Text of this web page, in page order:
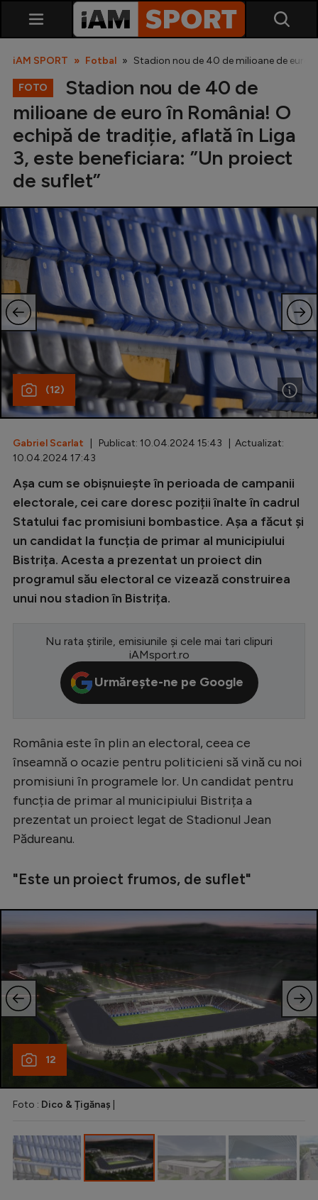
SuperLiga
Liga 2
Cupa României
Echipa Națională
U21
Fotbal feminin
Special
Diverse
Inedit
Clasamente
Champions League
Europa League
Conference League
CM 2026
Premier League
Bundesliga
Ligue 1
Starurile fotbalului
EURO 2024
Stranieri
Tenis
Natație
Formula 1
Gimnastică
Auto
Rugby
Ciclism
JO 2024
JO 2026
iAM SPORT Fotbal Stadion nou de 40 de milioane de euro
FOTO
Stadion nou de 40 de
milioane de euro în România! O
echipă de tradiție, aflată în Liga
3, este beneficiara: ”Un proiect
de suflet”
(12)
Gabriel Scarlat | Publicat: 10.04.2024 15:43 | Actualizat:
10.04.2024 17:43
Așa cum se obișnuiește în perioada de campanii
electorale, cei care doresc poziții înalte în cadrul
Statului fac promisiuni bombastice. Așa a făcut și
un candidat la funcția de primar al municipiului
Bistrița. Acesta a prezentat un proiect din
programul său electoral ce vizează construirea
unui nou stadion în Bistrița.
Nu rata știrile, emisiunile și cele mai tari clipuri
iAMsport.ro
Urmărește-ne pe Google
România este în plin an electoral, ceea ce
înseamnă o ocazie pentru politicieni să vină cu noi
promisiuni în programele lor. Un candidat pentru
funcția de primar al municipiului Bistrița a
prezentat un proiect legat de Stadionul Jean
Pădureanu.
"Este un proiect frumos, de suflet"
12
Foto : Dico & Țigănaș